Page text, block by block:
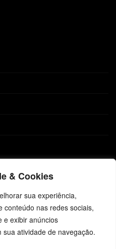
& Cookies
sua experiência,
conteúdo nas redes sociais,
e exibir anúncios
atividade de navegação.